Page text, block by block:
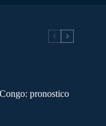
pronostico